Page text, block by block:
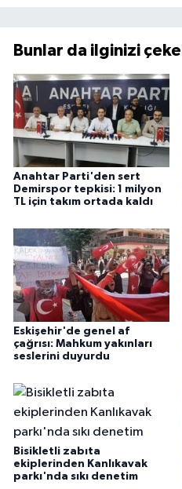
Bunlar da ilginizi
Anahtar Parti'den sert
Demirspor tepkisi: 1 milyon
TL için takım ortada kaldı
Eskişehir'de genel af
çağrısı: Mahkum yakınları
seslerini duyurdu
Bisikletli zabıta
ekiplerinden Kanlıkavak
parkı'nda sıkı denetim